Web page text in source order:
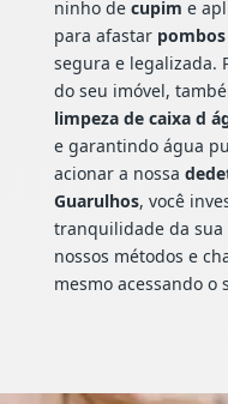
ninho de cupim e
para afastar pombos
segura e legalizada.
do seu imóvel,
limpeza de caixa d
e garantindo água
acionar a nossa
Guarulhos, você
tranquilidade da sua
nossos métodos e
mesmo acessando o